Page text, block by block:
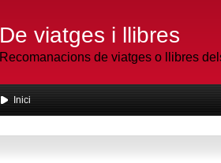
De viatges i llibres
Recomanacions de viatges o llibres
Inici